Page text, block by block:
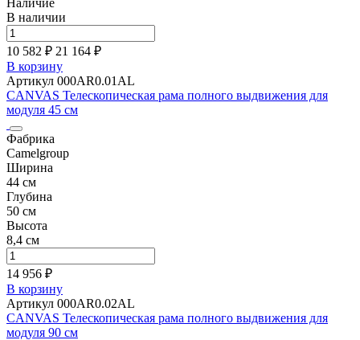
В наличии
10 582 ₽ 21 164 ₽
В корзину
Артикул 000AR0.01AL
CANVAS Телескопическая рама полного выдвижения для
модуля 45 см
Фабрика
Camelgroup
Ширина
44 см
Глубина
50 см
Высота
8,4 см
14 956 ₽
В корзину
Артикул 000AR0.02AL
CANVAS Телескопическая рама полного выдвижения для
модуля 90 см